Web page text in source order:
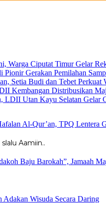
Warga Ciputat Timur Gelar
Gerakan Pemilahan
Setia Budi dan Tebet Perkuat
Kembangan Distribusikan
LDII Utan Kayu Selatan Gelar
Al-Qur’an, TPQ Lentera
Aamiin..
Baju Barokah”, Jamaah
Adakan Wisuda Secara Daring